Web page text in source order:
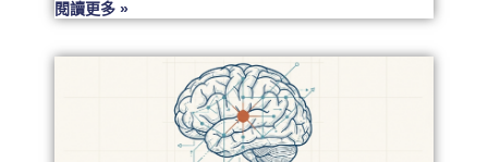
閱讀更多 »